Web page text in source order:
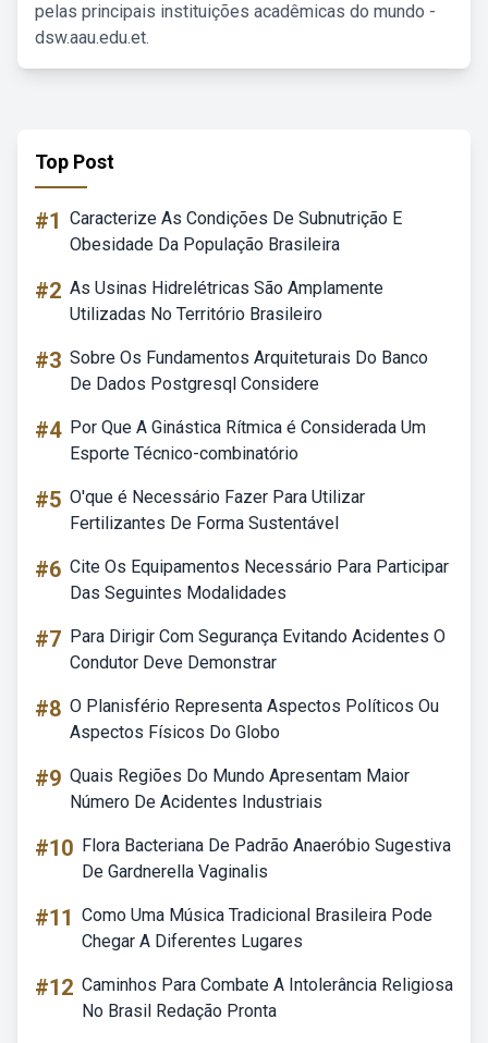
pelas principais instituições acadêmicas do mundo -
dsw.aau.edu.et.
Top Post
#1 Caracterize As Condições De Subnutrição E
Obesidade Da População Brasileira
#2 As Usinas Hidrelétricas São Amplamente
Utilizadas No Território Brasileiro
#3 Sobre Os Fundamentos Arquiteturais Do Banco
De Dados Postgresql Considere
#4 Por Que A Ginástica Rítmica é Considerada Um
Esporte Técnico-combinatório
#5 O'que é Necessário Fazer Para Utilizar
Fertilizantes De Forma Sustentável
#6 Cite Os Equipamentos Necessário Para Participar
Das Seguintes Modalidades
#7 Para Dirigir Com Segurança Evitando Acidentes O
Condutor Deve Demonstrar
#8 O Planisfério Representa Aspectos Políticos Ou
Aspectos Físicos Do Globo
#9 Quais Regiões Do Mundo Apresentam Maior
Número De Acidentes Industriais
#10 Flora Bacteriana De Padrão Anaeróbio Sugestiva
De Gardnerella Vaginalis
#11 Como Uma Música Tradicional Brasileira Pode
Chegar A Diferentes Lugares
#12 Caminhos Para Combate A Intolerância Religiosa
No Brasil Redação Pronta